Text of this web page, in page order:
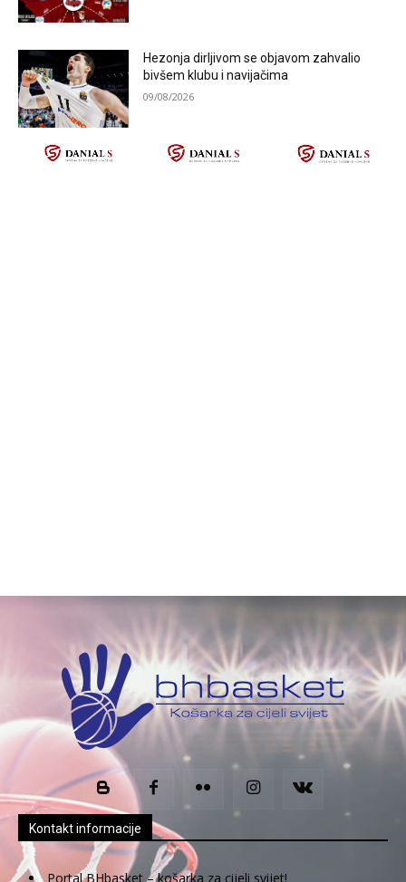
Hezonja dirljivom se objavom zahvalio
bivšem klubu i navijačima
09/08/2026
Kontakt informacije
Portal BHbasket – košarka za cijeli svijet!